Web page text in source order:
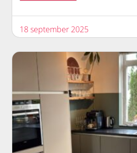
18 september 2025